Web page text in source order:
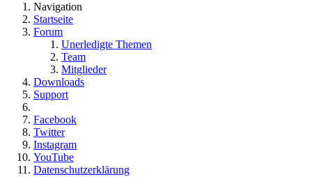
Navigation
Startseite
Forum
Unerledigte Themen
Team
Mitglieder
Downloads
Support
Facebook
Twitter
Instagram
YouTube
Datenschutzerklärung